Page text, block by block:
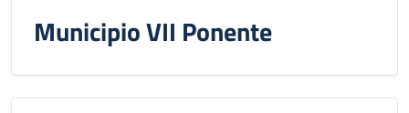
Municipio VII Ponente